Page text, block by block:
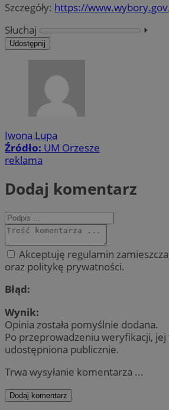
Szczegóły: https://
Słuchaj
⏵︎
Udostępnij
Iwona Lupa
Źródło: UM Orzesze
reklama
Dodaj komentarz
Akceptuję regulamin
oraz politykę prywatności.
Błąd:
Wynik:
Opinia została pomyślnie dodana.
Po przeprowadzeniu weryfikacji,
udostępniona publicznie.
Trwa wysyłanie komentarza ...
Dodaj komentarz